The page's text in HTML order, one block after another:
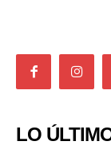
LO